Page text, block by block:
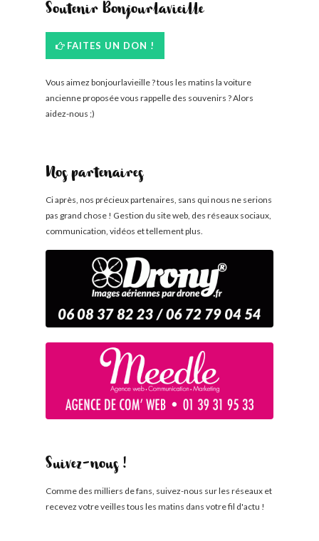
COMMENT FONCTIONNE BLV ?
Soutenir Bonjourlavieille
FAITES UN DON !
Vous aimez bonjourlavieille ? tous les matins la voiture
ancienne proposée vous rappelle des souvenirs ? Alors
aidez-nous ;)
Nos partenaires
Ci après, nos précieux partenaires, sans qui nous ne serions
pas grand chose ! Gestion du site web, des réseaux sociaux,
communication, vidéos et tellement plus.
Suivez-nous !
Comme des milliers de fans, suivez-nous sur les réseaux et
recevez votre veilles tous les matins dans votre fil d'actu !